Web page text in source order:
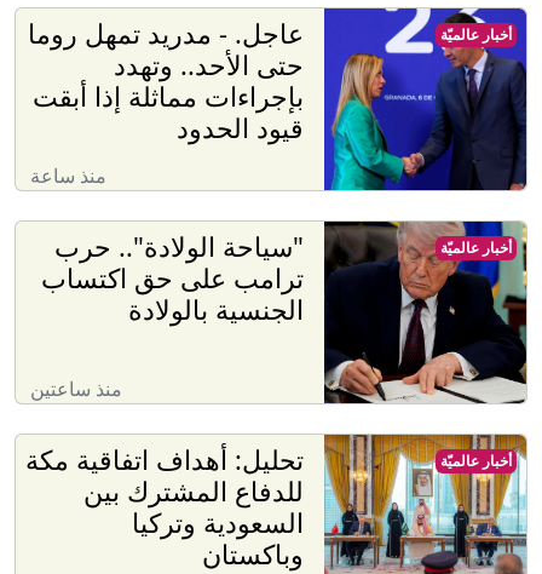
عاجل. - مدريد تمهل روما
حتى الأحد.. وتهدد
بإجراءات مماثلة إذا أبقت
قيود الحدود
منذ ساعة
أخبار عالميّة
"سياحة الولادة".. حرب
ترامب على حق اكتساب
الجنسية بالولادة
منذ ساعتين
أخبار عالميّة
تحليل: أهداف اتفاقية مكة
للدفاع المشترك بين
السعودية وتركيا
وباكستان
أخبار عالميّة